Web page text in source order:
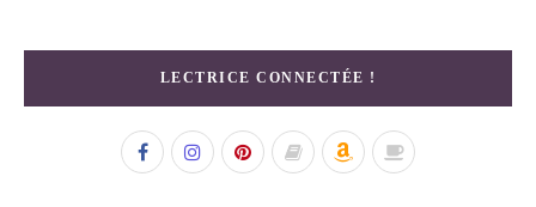
LECTRICE CONNECTÉE !